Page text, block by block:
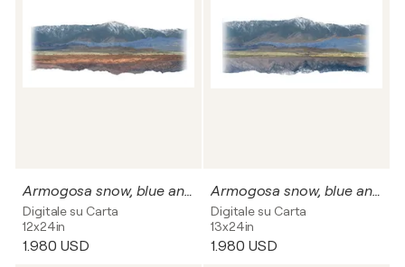
Armogosa snow, blue and brown
Digitale su Carta
12x24in
1.980 USD
Armogosa snow, blue and gray
Digitale su Carta
13x24in
1.980 USD